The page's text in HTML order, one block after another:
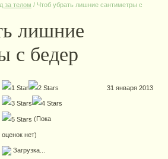
за телом / Чтоб убрать лишние сантиметры с
лишние
с бедер
(Пока
оценок нет)
Загрузка...
31 января 2013